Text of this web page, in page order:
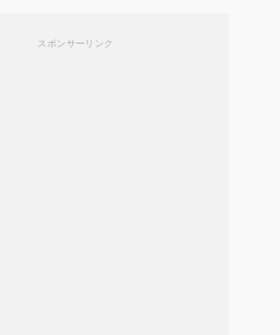
スポンサーリンク